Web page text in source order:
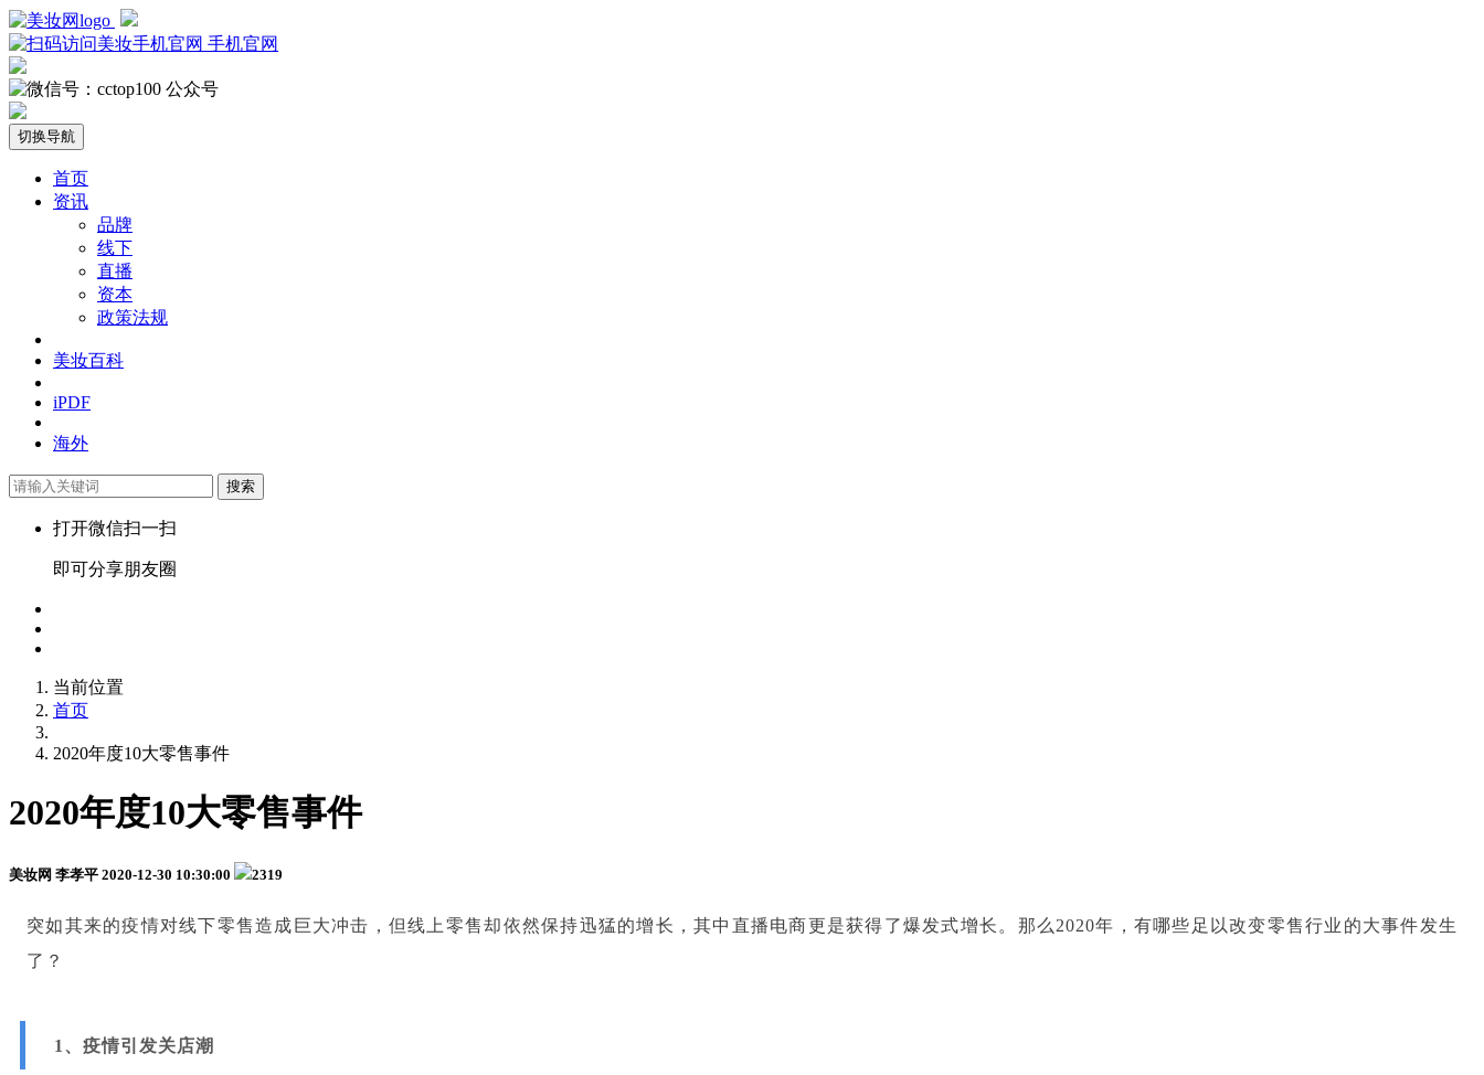
手机官网
公众号
切换导航
首页
资讯
品牌
线下
直播
资本
政策法规
美妆百科
iPDF
海外
搜索
打开微信扫一扫
即可分享朋友圈
当前位置
首页
2020年度10大零售事件
2020年度10大零售事件
美妆网 李孝平 2020-12-30 10:30:00 2319
突如其来的疫情对线下零售造成巨大冲击，但线上零售却依然保持迅猛的增长，其中直播电商更是获得了爆发式增长。那么2020年，有哪些足以改变零售行业的大事件发生
了？
1、疫情引发关店潮